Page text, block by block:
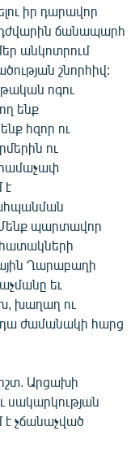
իր դարավոր
ճանապարհ
անկոտրում
շնորհիվ:
ոգու
ենք
հզոր ու
ու
է
Մենք պարտավոր
Ղարաբաղի
եւ
խաղաղ ու
ժամանակի հարց
Արցախի
սակարկության
է չճանաչված